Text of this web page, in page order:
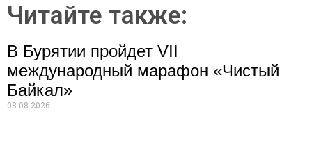
Читайте также:
В Бурятии пройдет VII
международный марафон «Чистый
Байкал»
08.08.2026